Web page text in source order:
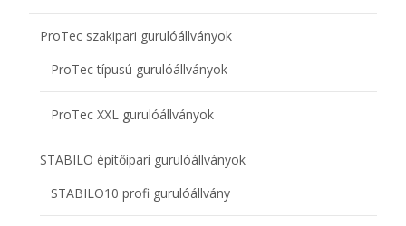
ProTec szakipari gurulóállványok
ProTec típusú gurulóállványok
ProTec XXL gurulóállványok
STABILO építőipari gurulóállványok
STABILO10 profi gurulóállvány